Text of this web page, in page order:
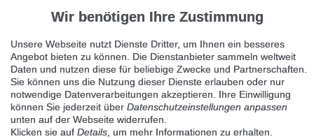
Ähnliche Suchbegriffe
Haustiere Fischfutter
Haustiere Aquarien & Becken
Wir benötigen Ihre Zustimmung
Unsere Webseite nutzt Dienste Dritter, um Ihnen ein besseres
Angebot bieten zu können. Die Dienstanbieter sammeln weltweit
Daten und nutzen diese für beliebige Zwecke und Partnerschaften.
Sie können uns die Nutzung dieser Dienste erlauben oder nur
notwendige Datenverarbeitungen akzeptieren. Ihre Einwilligung
können Sie jederzeit über Datenschutzeinstellungen anpassen
unten auf der Webseite widerrufen.
Klicken sie auf Details , um mehr Informationen zu erhalten.